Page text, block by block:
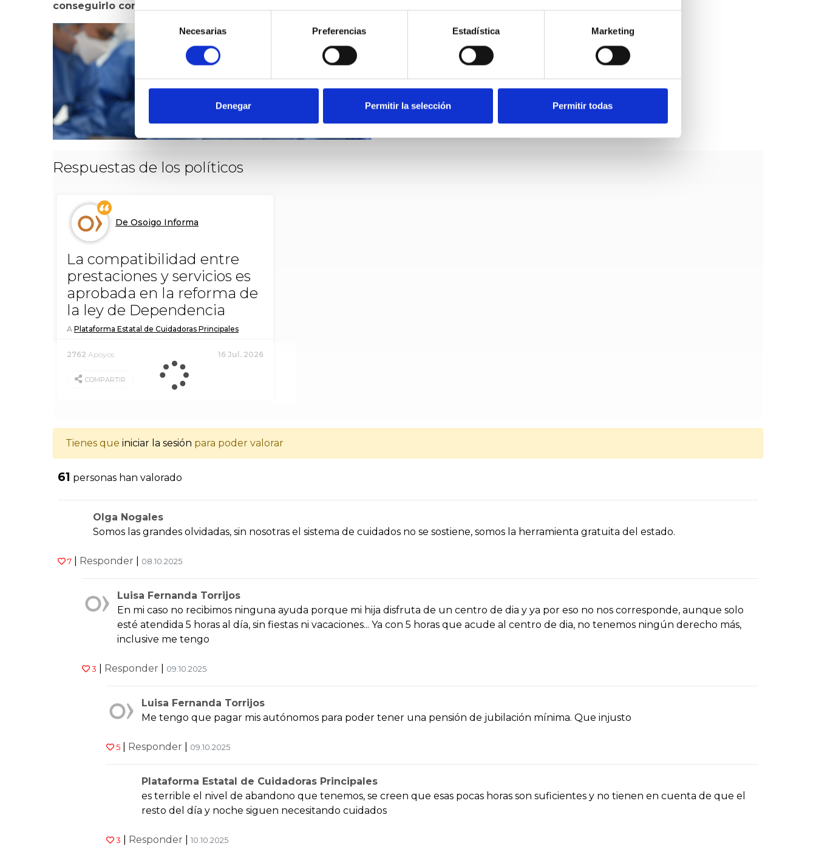
consentimiento
Necesarias Preferencias Estadística Marketing
Denegar Permitir la selección Permitir todas
conseguirlo con tu apoyo y difusión a esta petición?
Respuestas de los políticos
De Osoigo Informa
La compatibilidad entre
prestaciones y servicios es
aprobada en la reforma de
la ley de Dependencia
A Plataforma Estatal de Cuidadoras Principales
16 Jul. 2026
2762 Apoyos
COMPARTIR
Tienes que iniciar la sesión para poder valorar
61 personas han valorado
Olga Nogales
Somos las grandes olvidadas, sin nosotras el sistema de cuidados no se sostiene, somos la herramienta gratuita del estado.
7 Responder 08.10.2025
Luisa Fernanda Torrijos
En mi caso no recibimos ninguna ayuda porque mi hija disfruta de un centro de dia y ya por eso no nos corresponde, aunque solo
esté atendida 5 horas al día, sin fiestas ni vacaciones... Ya con 5 horas que acude al centro de dia, no tenemos ningún derecho más,
inclusive me tengo
3 Responder 09.10.2025
Luisa Fernanda Torrijos
Me tengo que pagar mis autónomos para poder tener una pensión de jubilación mínima. Que injusto
5 Responder 09.10.2025
Plataforma Estatal de Cuidadoras Principales
es terrible el nivel de abandono que tenemos, se creen que esas pocas horas son suficientes y no tienen en cuenta de que el
resto del día y noche siguen necesitando cuidados
3 Responder 10.10.2025